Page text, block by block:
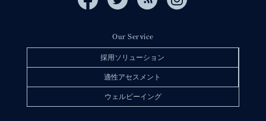
Our Service
採用ソリューション
適性アセスメント
ウェルビーイング